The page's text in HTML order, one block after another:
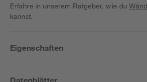
Erfahre in unserem Ratgeber, wie du
kannst.
Eigenschaften
Datenblätter